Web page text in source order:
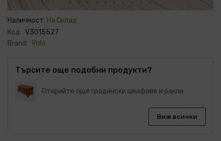
Преминете
към
на
галерия
със
Наличност: На Склад
Код: V3015527
Brand: Vida
Търсите още подобни продукти?
Открийте още градински шкафове и ракли
Виж всички